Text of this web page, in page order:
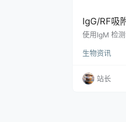
IgG/RF吸
荐用于IgM
使用IgM 检
干扰的物质
生物资讯
站长